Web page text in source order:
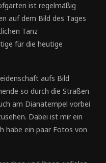
ist regelmäßig
auf dem Bild des Tages
Tanz
für die heutige
aufs Bild
so durch die Straßen
am Dianatempel vorbei
Dabei ist mir ein
habe ein paar Fotos von